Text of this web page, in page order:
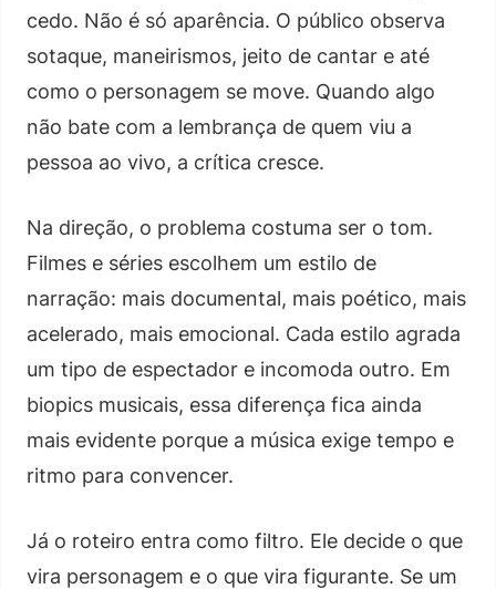
cedo. Não é só aparência. O público observa
sotaque, maneirismos, jeito de cantar e até
como o personagem se move. Quando algo
não bate com a lembrança de quem viu a
pessoa ao vivo, a crítica cresce.
Na direção, o problema costuma ser o tom.
Filmes e séries escolhem um estilo de
narração: mais documental, mais poético, mais
acelerado, mais emocional. Cada estilo agrada
um tipo de espectador e incomoda outro. Em
biopics musicais, essa diferença fica ainda
mais evidente porque a música exige tempo e
ritmo para convencer.
Já o roteiro entra como filtro. Ele decide o que
vira personagem e o que vira figurante. Se um